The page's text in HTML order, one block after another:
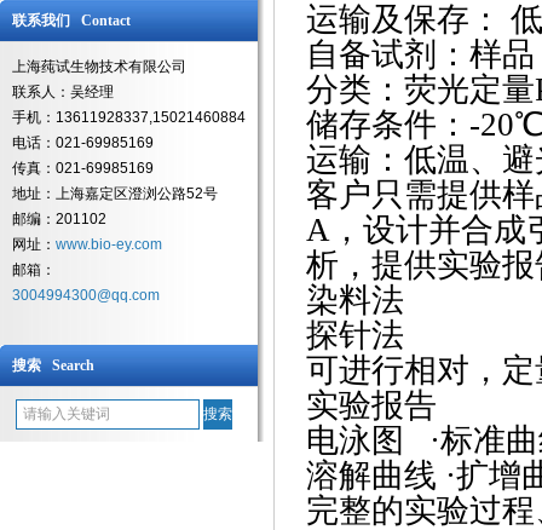
联系我们 Contact
上海莼试生物技术有限公司
联系人：吴经理
手机：13611928337,15021460884
电话：021-69985169
传真：021-69985169
地址：上海嘉定区澄浏公路52号
邮编：201102
网址： www.bio-ey.com
邮箱：
3004994300@qq.com
搜索 Search
运输及保存：
自备试剂：样品
分类：荧光定量
储存条件： -
运输：低温、
客户只需提供
A，设计并合成
析，提供实验
染料法
探针法
可进行相对，
实验报告
电泳图
·标准
溶解曲线 ·扩增
完整的实验过